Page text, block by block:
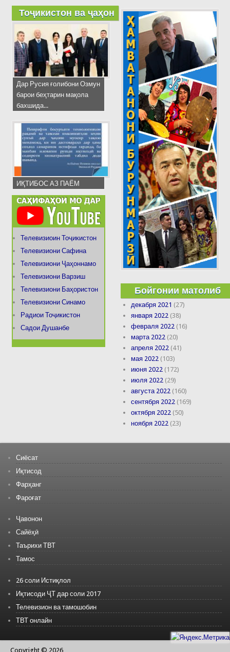
Тоҷикистон ва ҷаҳон
Дар Русия ғолибони Озмун
барои беҳтарин мақола
бахшида...
ИҚТИБОС АЗ ПАЁМ
Телевизиоин Тоҷикистон
Телевизиони Сафина
Телевизиони Ҷаҳоннамо
Телевизиони Варзиш
Телевизиони Баҳористон
Телевизиони Синамо
Радиои Тоҷикистон
Садои Душанбе
Бойгонии матолиб
декабря 2021 (27)
января 2022 (38)
февраля 2022 (16)
марта 2022 (20)
апреля 2022 (41)
мая 2022 (103)
июня 2022 (172)
июля 2022 (29)
августа 2022 (160)
сентября 2022 (169)
октября 2022 (50)
ноября 2022 (23)
Сиёсат
Иқтисод
Фарҳанг
Фароғат
Ҷавонон
Сайёҳӣ
Таърихи ТВТ
Тамос
26 соли Истиқлол
Иқтисоди ҶТ дар соли 2017
Телевизион ва тамошобин
ТВТ онлайн
Copyright © 2026,